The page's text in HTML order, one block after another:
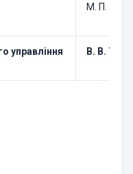
М. П.
управління В. В.